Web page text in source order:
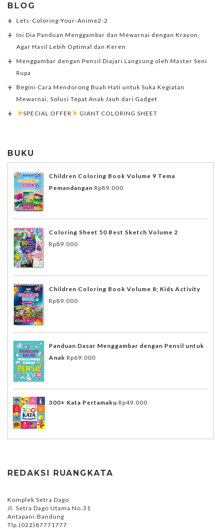
BLOG
Lets-Coloring-Your-Anime2-2
Ini Dia Panduan Menggambar dan Mewarnai dengan Krayon,
Agar Hasil Lebih Optimal dan Keren
Menggambar dengan Pensil Diajari Langsung oleh Master Seni
Rupa
Begini Cara Mendorong Buah Hati untuk Suka Kegiatan
Mewarnai, Solusi Tepat Anak Jauh dari Gadget
SPECIAL OFFER
GIANT COLORING SHEET
BUKU
Children Coloring Book Volume 9 Tema
Pemandangan Rp89.000
Coloring Sheet 50 Best Sketch Volume 2
Rp89.000
Children Coloring Book Volume 8; Kids Activity
Rp89.000
Panduan Dasar Menggambar dengan Pensil untuk
Anak Rp69.000
300+ Kata Pertamaku Rp49.000
REDAKSI RUANGKATA
Komplek Setra Dago
Jl. Setra Dago Utama No.31
Antapani-Bandung
Tlp.(022)87771777